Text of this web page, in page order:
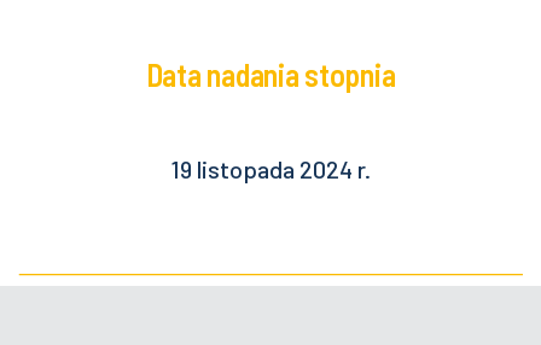
Data nadania stopnia
19 listopada 2024 r.